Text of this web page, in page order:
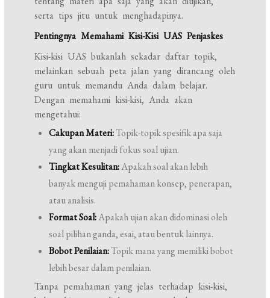
serta tips jitu untuk menghadapinya.
Pentingnya Memahami Kisi-Kisi UAS Penjaskes
Kisi-kisi UAS bukanlah sekadar daftar topik,
melainkan sebuah peta jalan yang dirancang oleh
guru untuk memandu Anda dalam belajar.
Dengan memahami kisi-kisi, Anda akan
mengetahui:
Cakupan Materi:Topik-topik spesifik apa saja
yang akan menjadi fokus soal ujian.
Tingkat Kesulitan:Apakah soal akan lebih
banyak menguji pemahaman konsep, penerapan,
atau analisis.
Format Soal:Apakah ujian akan didominasi oleh
soal pilihan ganda, esai, atau bentuk lainnya.
Bobot Penilaian:Topik mana yang memiliki bobot
lebih besar dalam penilaian.
Tanpa pemahaman yang jelas terhadap kisi-kisi,